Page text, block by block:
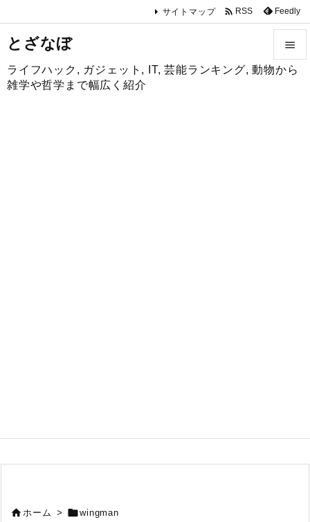
とざなぼ
ライフハック, ガジェット, IT, 芸能ランキング, 動物から
雑学や哲学まで幅広く紹介


サイトマップ  RSS Feedly
ホーム > wingman